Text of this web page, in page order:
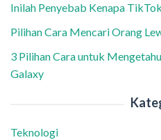
Inilah Penyebab Kenapa
Pilihan Cara Mencari Orang
3 Pilihan Cara untuk
Galaxy
Teknologi